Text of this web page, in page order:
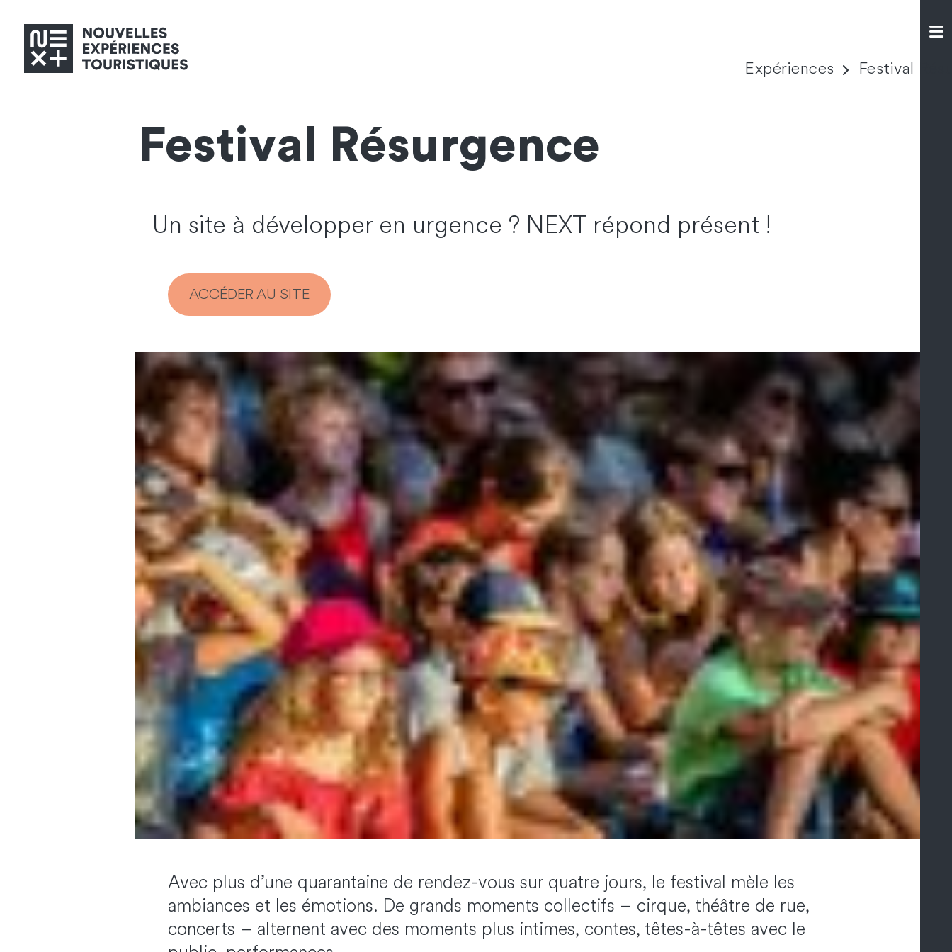
Expériences Festival
Festival Résurgence
Un site à développer en urgence ? NEXT répond présent !
ACCÉDER AU SITE
Avec plus d’une quarantaine de rendez-vous sur quatre jours, le festival mèle les
ambiances et les émotions. De grands moments collectifs – cirque, théâtre de rue,
concerts – alternent avec des moments plus intimes, contes, têtes-à-têtes avec le